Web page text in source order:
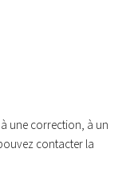
une correction, à un
contacter la